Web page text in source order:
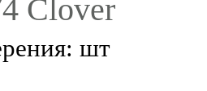
Clover
шт